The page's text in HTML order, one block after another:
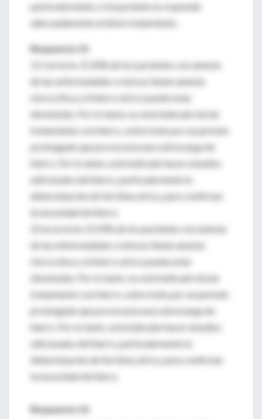
particularmente, si el paciente no responde
adecuadamente al dicho tratamiento.
Respuesta 15
1) Correcto. El 20% de los pacientes con anemia
de las enfermedades crónicas tienen anemia
microcítica y el hierro sérico puede estar
disminuido. Por lo tanto, no está indicado iniciar
tratamiento con hierro, sobre todo por un período
prolongado que provocaría una sobrecarga de
hierro. Por lo tanto, está indicado hacer estudios
adicionales del hierro, particularmente la
determinación de ferritina sérica, para confirmar
la necesidad de hierro.
2) Incorrecto. El 20% de los pacientes con anemia
de las enfermedades crónicas tienen anemia
microcítica y el hierro sérico puede estar
disminuido. Por lo tanto, no está indicado iniciar
tratamiento con hierro, sobre todo por un período
prolongado que provocaría una sobrecarga de
hierro. Por lo tanto, está indicado hacer estudios
adicionales del hierro, particularmente la
determinación de ferritina sérica, para confirmar
la necesidad de hierro.
Respuesta 16